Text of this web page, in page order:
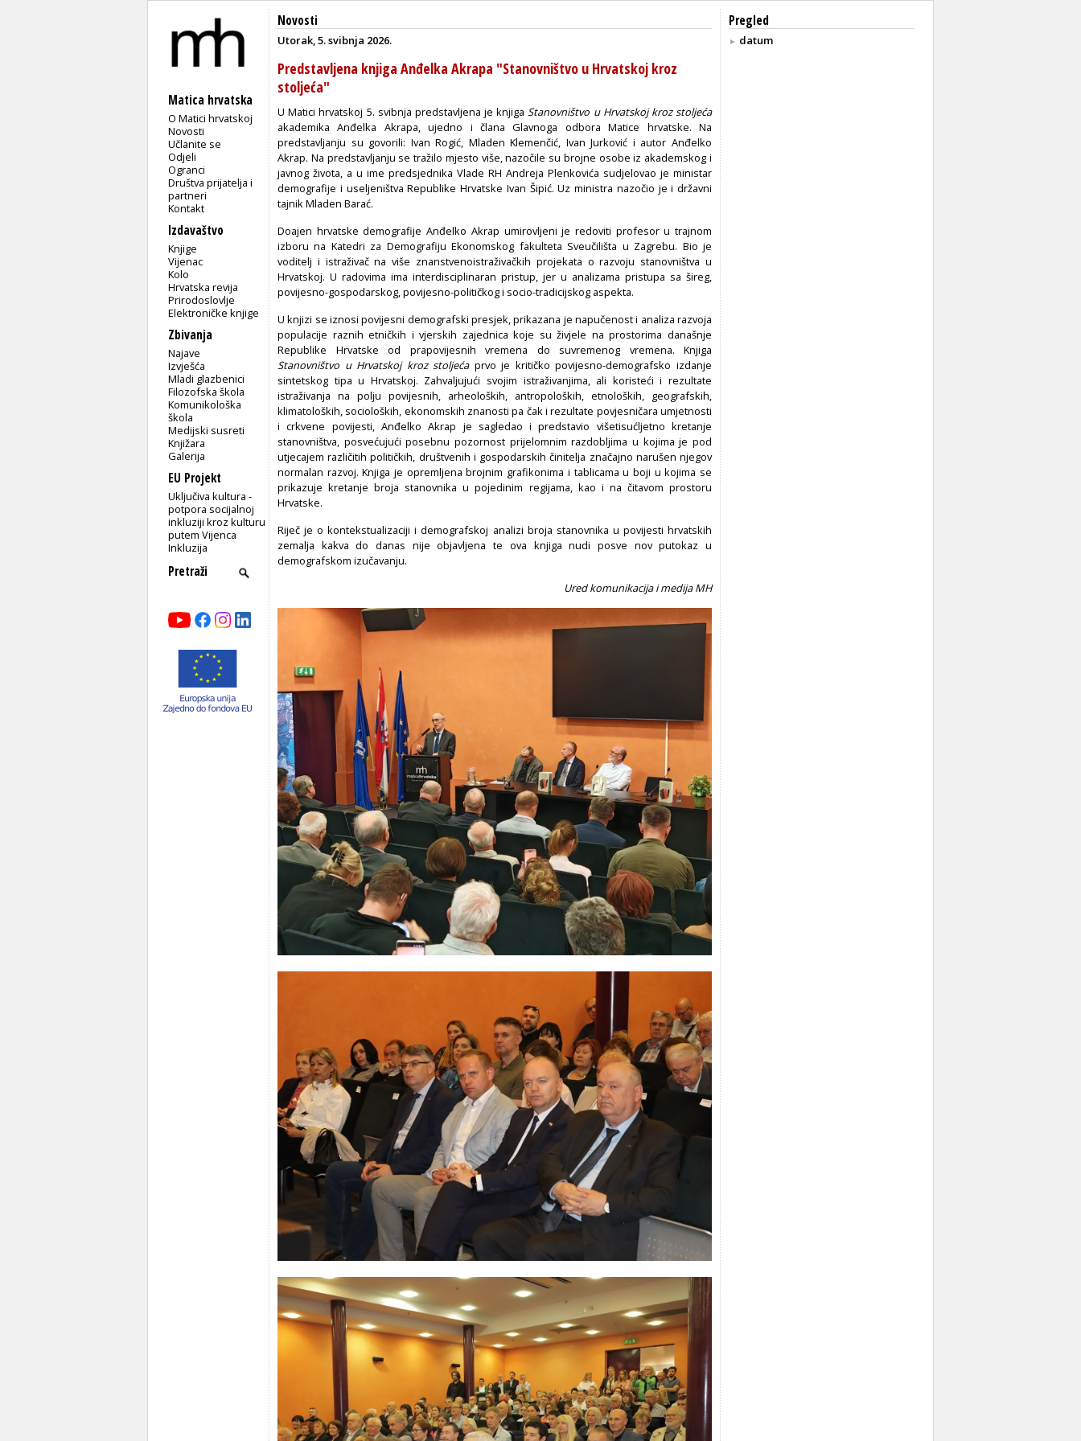
Matica hrvatska
O Matici hrvatskoj
Novosti
Učlanite se
Odjeli
Ogranci
Društva prijatelja i
partneri
Kontakt
Izdavaštvo
Knjige
Vijenac
Kolo
Hrvatska revija
Prirodoslovlje
Elektroničke knjige
Zbivanja
Najave
Izvješća
Mladi glazbenici
Filozofska škola
Komunikološka
škola
Medijski susreti
Knjižara
Galerija
EU Projekt
Uključiva kultura -
potpora socijalnoj
inkluziji kroz kulturu
putem Vijenca
Inkluzija
Novosti
Utorak, 5. svibnja 2026.
Predstavljena knjiga Anđelka Akrapa "Stanovništvo u Hrvatskoj kroz
stoljeća"
U Matici hrvatskoj 5. svibnja predstavljena je knjiga Stanovništvo u Hrvatskoj kroz stoljeća
akademika Anđelka Akrapa, ujedno i člana Glavnoga odbora Matice hrvatske. Na
predstavljanju su govorili: Ivan Rogić, Mladen Klemenčić, Ivan Jurković i autor Anđelko
Akrap. Na predstavljanju se tražilo mjesto više, nazočile su brojne osobe iz akademskog i
javnog života, a u ime predsjednika Vlade RH Andreja Plenkovića sudjelovao je ministar
demografije i useljeništva Republike Hrvatske Ivan Šipić. Uz ministra nazočio je i državni
tajnik Mladen Barać.
Doajen hrvatske demografije Anđelko Akrap umirovljeni je redoviti profesor u trajnom
izboru na Katedri za Demografiju Ekonomskog fakulteta Sveučilišta u Zagrebu. Bio je
voditelj i istraživač na više znanstvenoistraživačkih projekata o razvoju stanovništva u
Hrvatskoj. U radovima ima interdisciplinaran pristup, jer u analizama pristupa sa šireg,
povijesno-gospodarskog, povijesno-političkog i socio-tradicijskog aspekta.
U knjizi se iznosi povijesni demografski presjek, prikazana je napučenost i analiza razvoja
populacije raznih etničkih i vjerskih zajednica koje su živjele na prostorima današnje
Republike Hrvatske od prapovijesnih vremena do suvremenog vremena. Knjiga
Stanovništvo u Hrvatskoj kroz stoljeća prvo je kritičko povijesno-demografsko izdanje
sintetskog tipa u Hrvatskoj. Zahvaljujući svojim istraživanjima, ali koristeći i rezultate
istraživanja na polju povijesnih, arheoloških, antropoloških, etnoloških, geografskih,
klimatoloških, socioloških, ekonomskih znanosti pa čak i rezultate povjesničara umjetnosti
i crkvene povijesti, Anđelko Akrap je sagledao i predstavio višetisućljetno kretanje
stanovništva, posvećujući posebnu pozornost prijelomnim razdobljima u kojima je pod
utjecajem različitih političkih, društvenih i gospodarskih činitelja značajno narušen njegov
normalan razvoj. Knjiga je opremljena brojnim grafikonima i tablicama u boji u kojima se
prikazuje kretanje broja stanovnika u pojedinim regijama, kao i na čitavom prostoru
Hrvatske.
Riječ je o kontekstualizaciji i demografskoj analizi broja stanovnika u povijesti hrvatskih
zemalja kakva do danas nije objavljena te ova knjiga nudi posve nov putokaz u
demografskom izučavanju.
Ured komunikacija i medija MH
Pregled
► datum